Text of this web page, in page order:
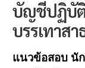
บัญชีปฏิบัติ
บรรเทาส
แนวข้อสอบ นั